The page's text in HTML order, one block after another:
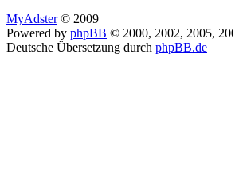
MyAdster© 2009
Powered by phpBB © 2000, 2002, 2005,
Deutsche Übersetzung durch phpBB.de